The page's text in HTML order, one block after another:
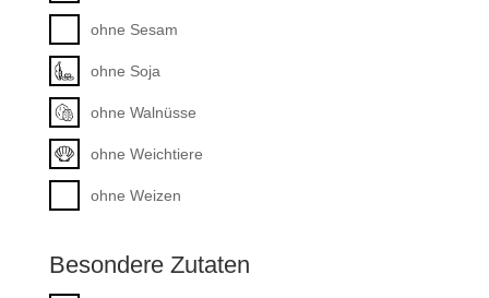
ohne Sesam
ohne Soja
ohne Walnüsse
ohne Weichtiere
ohne Weizen
Besondere Zutaten